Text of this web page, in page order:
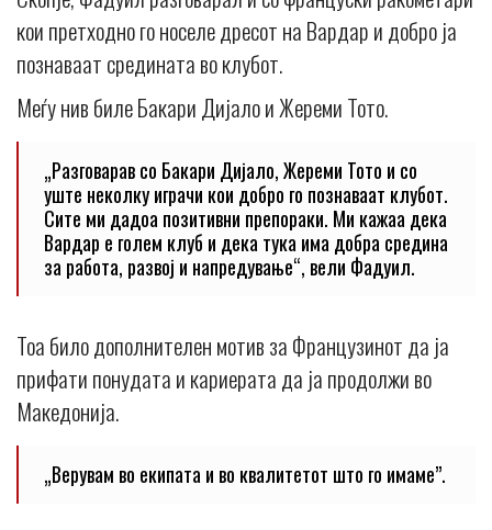
кои претходно го носеле дресот на Вардар и добро ја
познаваат средината во клубот.
Меѓу нив биле Бакари Дијало и Жереми Тото.
„Разговарав со Бакари Дијало, Жереми Тото и со
уште неколку играчи кои добро го познаваат клубот.
Сите ми дадоа позитивни препораки. Ми кажаа дека
Вардар е голем клуб и дека тука има добра средина
за работа, развој и напредување“, вели Фадуил.
Тоа било дополнителен мотив за Французинот да ја
прифати понудата и кариерата да ја продолжи во
Македонија.
„Верувам во екипата и во квалитетот што го имаме”.